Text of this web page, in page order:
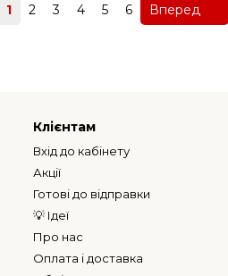
1 2 3 4 5 6 Вперед
Клієнтам
Вхід до кабінету
Акції
Готові до відправки
💡 Ідеї
Про нас
Оплата і доставка